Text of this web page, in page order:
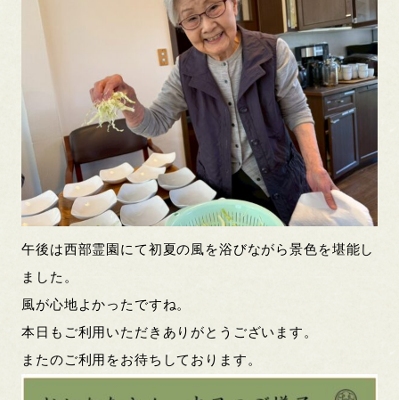
午後は西部霊園にて初夏の風を浴びながら景色を堪能し
ました。
風が心地よかったですね。
本日もご利用いただきありがとうございます。
またのご利用をお待ちしております。